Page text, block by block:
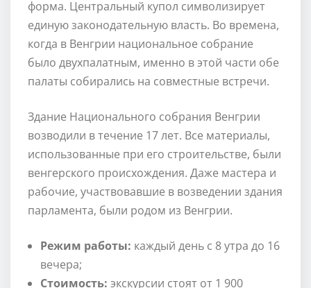
форма. Центральный купол символизирует
единую законодательную власть. Во времена,
когда в Венгрии национальное собрание
было двухпалатным, именно в этой части обе
палаты собирались на совместные встречи.
Здание Национального собрания Венгрии
возводили в течение 17 лет. Все материалы,
использованные при его строительстве, были
венгерского происхождения. Даже мастера и
рабочие, участвовавшие в возведении здания
парламента, были родом из Венгрии.
Режим работы: каждый день с 8 утра до 16
вечера;
Стоимость: экскурсии стоят от 1 900